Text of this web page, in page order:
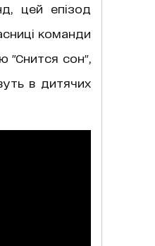
цей епізод
команди
"Снится сон",
в дитячих